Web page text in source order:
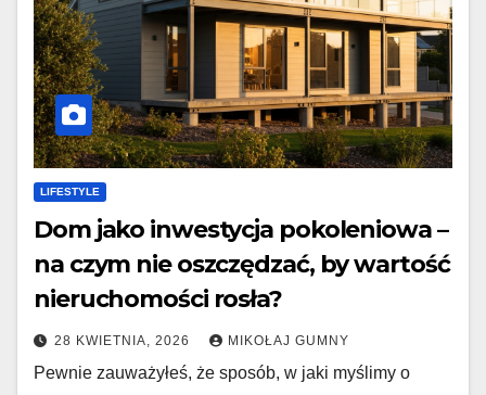
LIFESTYLE
Dom jako inwestycja pokoleniowa –
na czym nie oszczędzać, by wartość
nieruchomości rosła?
28 KWIETNIA, 2026 MIKOŁAJ GUMNY
Pewnie zauważyłeś, że sposób, w jaki myślimy o